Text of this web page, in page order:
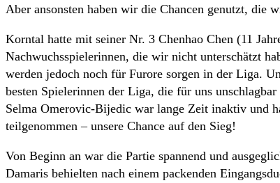
Aber ansonsten haben wir die Chancen genutzt, die
Korntal hatte mit seiner Nr. 3 Chenhao Chen (11
Nachwuchsspielerinnen, die wir nicht unterschätzt
werden jedoch noch für Furore sorgen in der Liga.
besten Spielerinnen der Liga, die für uns
Selma Omerovic-Bijedic war lange Zeit inaktiv und
teilgenommen – unsere Chance auf den Sieg!
Von Beginn an war die Partie spannend und
Damaris behielten nach einem packenden